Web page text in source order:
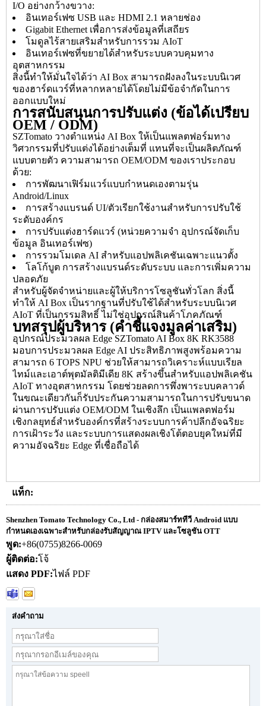
I/O อย่างกว้างขวาง:
อินเทอร์เฟซ USB และ HDMI 2.1 หลายช่อง
Gigabit Ethernet เพื่อการส่งข้อมูลที่เสถียร
โมดูลไร้สายเสริมสำหรับการรวม AIoT
อินเทอร์เฟซที่ขยายได้สำหรับระบบควบคุมทาง
อุตสาหกรรม
สิ่งนี้ทำให้มั่นใจได้ว่า AI Box สามารถฝังลงในระบบนิเวศ
ของฮาร์ดแวร์ที่หลากหลายได้โดยไม่มีข้อจำกัดในการ
ออกแบบใหม่
การสนับสนุนการปรับแต่ง (ข้อได้เปรียบ
OEM / ODM)
SZTomato วางตำแหน่ง AI Box ให้เป็นแพลตฟอร์มทาง
วิศวกรรมที่ปรับแต่งได้อย่างเต็มที่ แทนที่จะเป็นผลิตภัณฑ์
แบบตายตัว ความสามารถ OEM/ODM ของเราประกอบ
ด้วย:
การพัฒนาเฟิร์มแวร์แบบกำหนดเองตามรุ่น
Android/Linux
การสร้างแบรนด์ UI/ตัวเรียกใช้งานสำหรับการปรับใช้
ระดับองค์กร
การปรับแต่งฮาร์ดแวร์ (หน่วยความจำ อุปกรณ์จัดเก็บ
ข้อมูล อินเทอร์เฟซ)
การรวมโมเดล AI สำหรับแอปพลิเคชันเฉพาะแนวตั้ง
โลโก้บูต การสร้างแบรนด์ระดับระบบ และการเพิ่มความ
ปลอดภัย
สำหรับผู้จัดจำหน่ายและผู้ให้บริการโซลูชันทั่วโลก สิ่งนี้
ทำให้ AI Box เป็นรากฐานที่ปรับใช้ได้สำหรับระบบนิเวศ
AIoT ที่เป็นกรรมสิทธิ์ ไม่ใช่อุปกรณ์สินค้าโภคภัณฑ์
บทสรุปผู้บริหาร (คำชี้แจงมูลค่าเสริม)
อุปกรณ์ประมวลผล Edge SZTomato AI Box 8K RK3588
มอบการประมวลผล Edge AI ประสิทธิภาพสูงพร้อมความ
สามารถ 6 TOPS NPU ช่วยให้สามารถวิเคราะห์แบบเรียล
ไทม์และเอาต์พุตมัลติมีเดีย 8K สร้างขึ้นสำหรับแอปพลิเคชัน
AIoT ทางอุตสาหกรรม โดยช่วยลดการพึ่งพาระบบคลาวด์
ในขณะเดียวกันก็รับประกันความสามารถในการปรับขนาด
ผ่านการปรับแต่ง OEM/ODM ในเชิงลึก เป็นแพลตฟอร์ม
เชิงกลยุทธ์สำหรับองค์กรที่สร้างระบบการค้าปลีกอัจฉริยะ
การเฝ้าระวัง และระบบการแสดงผลเชิงโต้ตอบยุคใหม่ที่มี
ความอัจฉริยะ Edge ที่เชื่อถือได้
แท็ก:
Shenzhen Tomato Technology Co., Ltd - กล่องสมาร์ททีวี Android แบบ
กำหนดเองเฉพาะสำหรับกล่องรับสัญญาณ IPTV และโซลูชัน OTT
พูด:+86(0755)8266-0069
ผู้ติดต่อ:โจ้
แสดง PDF:ไฟล์ PDF
ส่งคำถาม